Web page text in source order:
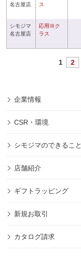
名古屋店
ス
シモジマ
名古屋店
応用Ⅲク
ラス
1 2
企業情報
CSR・環境
シモジマのできること
店舗紹介
ギフトラッピング
新規お取引
カタログ請求